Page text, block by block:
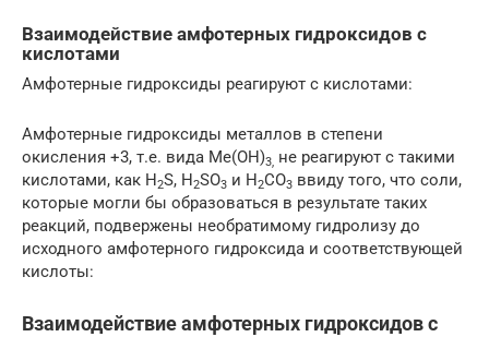
Взаимодействие амфотерных гидроксидов с
кислотами
Амфотерные гидроксиды реагируют с кислотами:
Амфотерные гидроксиды металлов в степени
окисления +3, т.е. вида Me(OH)3, не реагируют с такими
кислотами, как H2S, H2SO3 и H2СO3 ввиду того, что соли,
которые могли бы образоваться в результате таких
реакций, подвержены необратимому гидролизу до
исходного амфотерного гидроксида и соответствующей
кислоты:
Взаимодействие амфотерных гидроксидов с